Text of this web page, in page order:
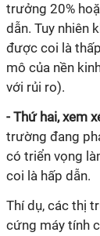
trưởng 20%
dẫn. Tuy nhiên
được coi là
mô của nền
với rủi ro).
- Thứ hai, xem
trường đang
có triển vọng
coi là hấp dẫn.
Thí dụ, các thị tr
cứng máy tính